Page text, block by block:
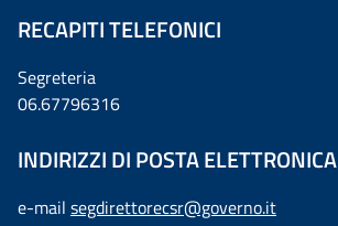
RECAPITI TELEFONICI
Segreteria
06.67796316
INDIRIZZI DI POSTA ELETTRONICA
e-mail segdirettorecsr@governo.it